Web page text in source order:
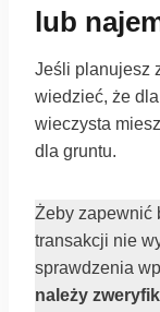
lub
Jeśli planujesz
wiedzieć, że
wieczysta
dla gruntu.
Żeby zapewnić
transakcji nie
sprawdzenia
należy